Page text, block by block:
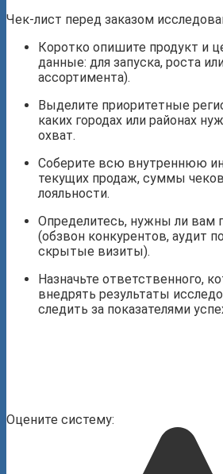
Чек-лист перед заказом
Коротко опишите продукт и
данные: для запуска, роста
ассортимента).
Выделите приоритетные
каких городах или районах
охват.
Соберите всю внутреннюю
текущих продаж, суммы
лояльности.
Определитесь, нужны ли вам
(обзвон конкурентов, аудит
скрытые визиты).
Назначьте ответственного,
внедрять результаты
следить за показателями
Оцените систему: